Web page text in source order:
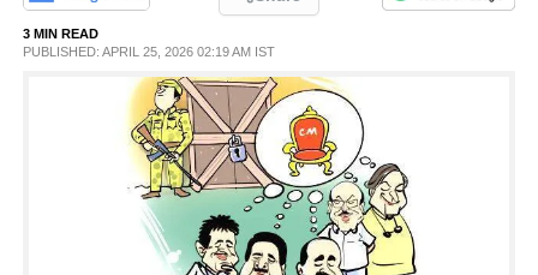
3 MIN READ
PUBLISHED: APRIL 25, 2026 02:19 AM IST